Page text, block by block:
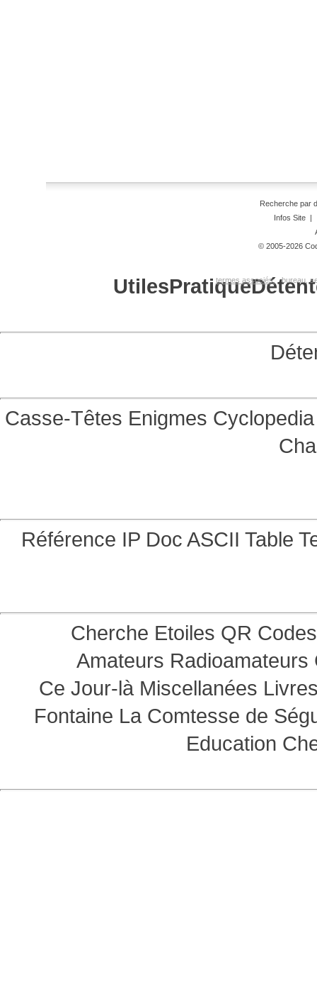
Recherche par
Infos Site|
© 2005-2026
termes associés: bureau,
UtilesPratique
Casse-Têtes Enigmes
Référence IP Doc ASCII Table
Cherche Etoiles QR Codes
Amateurs Radioamateurs
Ce Jour-là Miscellanées
Fontaine La Comtesse de
Education